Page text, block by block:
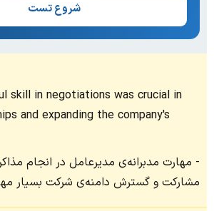
شروع تست
skill in negotiations was crucial in
and expanding the company's
مهارت مدبرانه‌ی مدیرعامل در انجام
مشارکت و گسترش دامنه‌ی شرکت بسیار